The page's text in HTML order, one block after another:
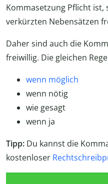
Kommasetzung Pflicht
verkürzten Nebensätzen
Daher sind auch die
freiwillig. Die gleichen
wenn möglich
wenn nötig
wie gesagt
wenn ja
Tipp: Du kannst die
kostenloser